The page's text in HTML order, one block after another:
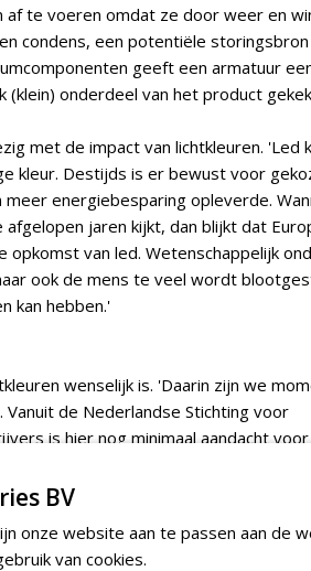
te voeren omdat ze door weer en
condens, een potentiële
geeft een armatuur
(klein) onderdeel van het product
met de impact van lichtkleuren. 'Led
kleur. Destijds is er bewust voor
energiebesparing opleverde.
jaren kijkt, dan blijkt dat
van led. Wetenschappelijk
ook de mens te veel wordt
kan hebben.'
wenselijk is. 'Daarin zijn we
de Nederlandse Stichting voor
is hier nog minimaal aandacht
Er wordt in bestekken nog veel te
nodige innovatie bij de verlichting van
dat duurzaam zou moeten zijn,
omgeving en flora en fauna.'
BV
onze website aan te passen aan de
van cookies.